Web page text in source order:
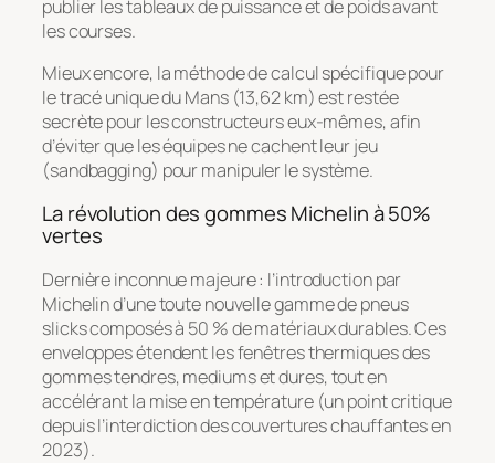
publier les tableaux de puissance et de poids avant
les courses.
Mieux encore, la méthode de calcul spécifique pour
le tracé unique du Mans (13,62 km) est restée
secrète pour les constructeurs eux-mêmes, afin
d’éviter que les équipes ne cachent leur jeu
(sandbagging) pour manipuler le système.
La révolution des gommes Michelin à 50%
vertes
Dernière inconnue majeure : l’introduction par
Michelin d’une toute nouvelle gamme de pneus
slicks composés à 50 % de matériaux durables. Ces
enveloppes étendent les fenêtres thermiques des
gommes tendres, mediums et dures, tout en
accélérant la mise en température (un point critique
depuis l’interdiction des couvertures chauffantes en
2023).